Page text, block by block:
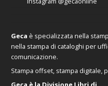
Geca è specializzata nella
nella stampa di cataloghi per
comunicazione.
Stampa offset, stampa digitale,